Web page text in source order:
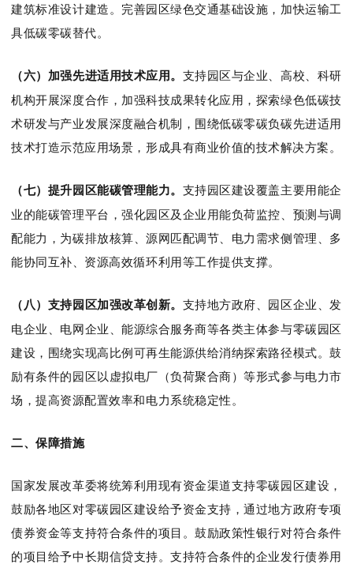
建筑标准设计建造。完善园区绿色交通基础设施，加快运输工
具低碳零碳替代。
（六）加强先进适用技术应用。 支持园区与企业、高校、科研
机构开展深度合作，加强科技成果转化应用，探索绿色低碳技
术研发与产业发展深度融合机制，围绕低碳零碳负碳先进适用
技术打造示范应用场景，形成具有商业价值的技术解决方案。
（七）提升园区能碳管理能力。 支持园区建设覆盖主要用能企
业的能碳管理平台，强化园区及企业用能负荷监控、预测与调
配能力，为碳排放核算、源网匹配调节、电力需求侧管理、多
能协同互补、资源高效循环利用等工作提供支撑。
（八）支持园区加强改革创新。 支持地方政府、园区企业、发
电企业、电网企业、能源综合服务商等各类主体参与零碳园区
建设，围绕实现高比例可再生能源供给消纳探索路径模式。鼓
励有条件的园区以虚拟电厂（负荷聚合商）等形式参与电力市
场，提高资源配置效率和电力系统稳定性。
二、保障措施
国家发展改革委将统筹利用现有资金渠道支持零碳园区建设，
鼓励各地区对零碳园区建设给予资金支持，通过地方政府专项
债券资金等支持符合条件的项目。鼓励政策性银行对符合条件
的项目给予中长期信贷支持。支持符合条件的企业发行债券用